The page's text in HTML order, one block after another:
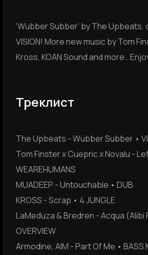
‘Wubber Subber’ by The Upbeats,
VISION! More new music by Tom
Kross, KOAN Sound and more..
Треклист
The Upbeats - Wubber Subber •
Tom Finster x Cuepric x Novalu -
WEAREHUMANS
MUADEEP - Untouchable • DUB
KROSS - Scrap • 4 JUNGLE
LaMeduza & Bredren - Acqua (Alibi
OVERVIEW
Armodine, AIM - Part Of Me • BASS